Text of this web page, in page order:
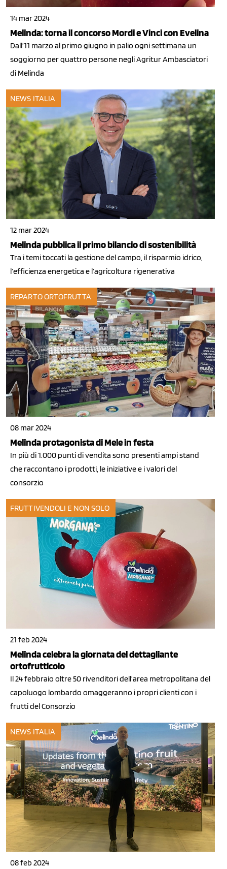
14 mar 2024
Melinda: torna il concorso Mordi e Vinci con Evelina
Dall’11 marzo al primo giugno in palio ogni settimana un
soggiorno per quattro persone negli Agritur Ambasciatori
di Melinda
NEWS ITALIA
12 mar 2024
Melinda pubblica il primo bilancio di sostenibilità
Tra i temi toccati la gestione del campo, il risparmio idrico,
l’efficienza energetica e l’agricoltura rigenerativa
REPARTO ORTOFRUTTA
08 mar 2024
Melinda protagonista di Mele in festa
In più di 1.000 punti di vendita sono presenti ampi stand
che raccontano i prodotti, le iniziative e i valori del
consorzio
FRUTTIVENDOLI E NON SOLO
21 feb 2024
Melinda celebra la giornata del dettagliante
ortofrutticolo
Il 24 febbraio oltre 50 rivenditori dell’area metropolitana del
capoluogo lombardo omaggeranno i propri clienti con i
frutti del Consorzio
NEWS ITALIA
08 feb 2024